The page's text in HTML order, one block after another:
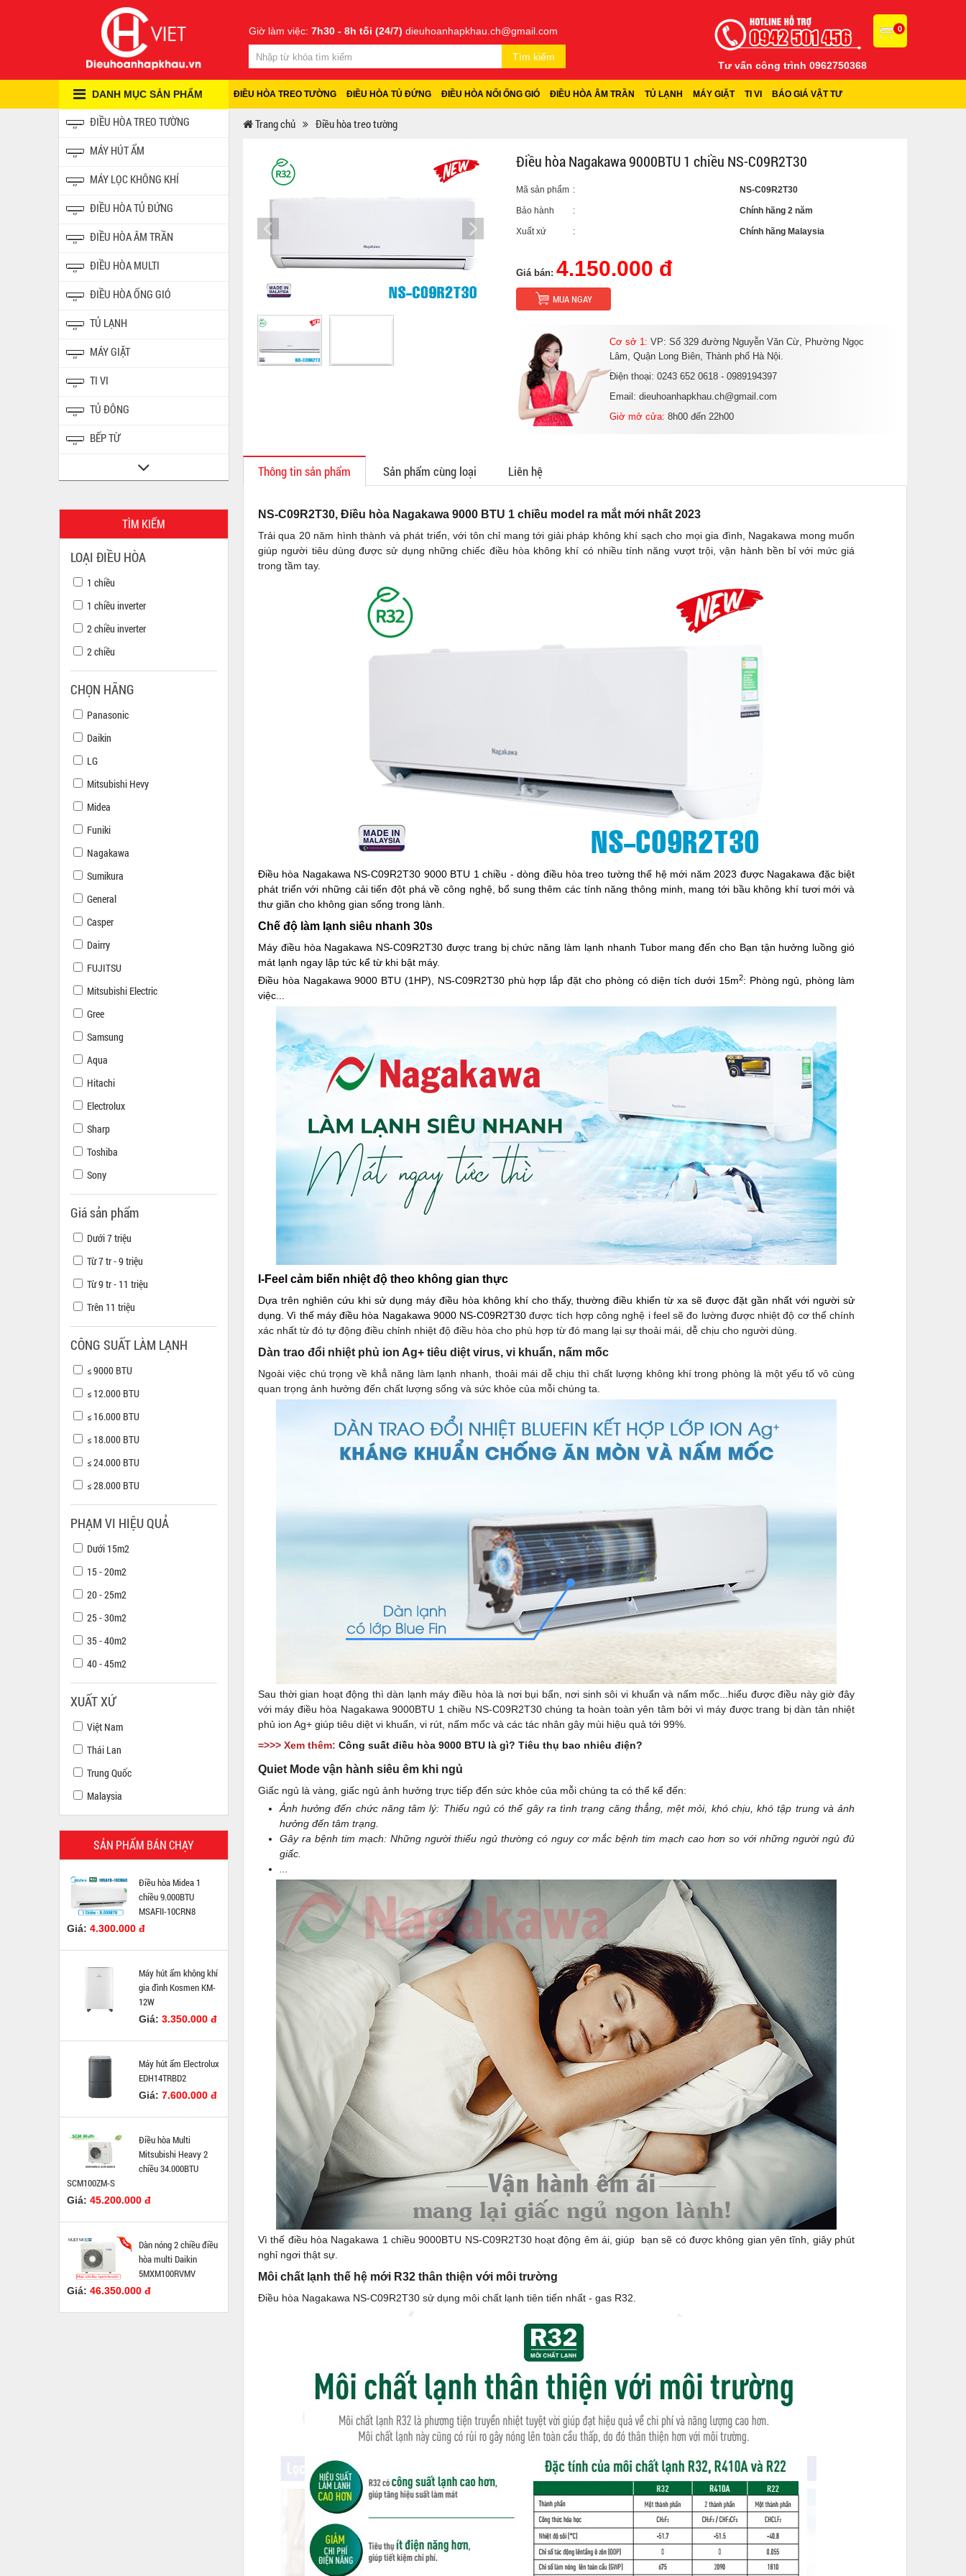
Giờ làm việc: 7h30 - 8h tối (24/7) dieuhoanhapkhau.ch@gmail.com
Tìm kiếm
0
Tư vấn công trình 0962750368
ĐIỀU HÒA TREO TƯỜNG ĐIỀU HÒA TỦ ĐỨNG ĐIỀU HÒA NỐI ỐNG GIÓ ĐIỀU HÒA ÂM TRẦN TỦ LẠNH MÁY GIẶT TI VI BÁO GIÁ VẬT TƯ
DANH MỤC SẢN PHẨM
ĐIỀU HÒA TREO TƯỜNG
MÁY HÚT ẨM
MÁY LỌC KHÔNG KHÍ
ĐIỀU HÒA TỦ ĐỨNG
ĐIỀU HÒA ÂM TRẦN
ĐIỀU HÒA MULTI
ĐIỀU HÒA ỐNG GIÓ
TỦ LẠNH
MÁY GIẶT
TI VI
TỦ ĐÔNG
BẾP TỪ
TÌM KIẾM
LOẠI ĐIỀU HÒA
1 chiều
1 chiều inverter
2 chiều inverter
2 chiều
CHỌN HÃNG
Panasonic
Daikin
LG
Mitsubishi Hevy
Midea
Funiki
Nagakawa
Sumikura
General
Casper
Dairry
FUJITSU
Mitsubishi Electric
Gree
Samsung
Aqua
Hitachi
Electrolux
Sharp
Toshiba
Sony
Giá sản phẩm
Dưới 7 triệu
Từ 7 tr - 9 triệu
Từ 9 tr - 11 triệu
Trên 11 triệu
CÔNG SUẤT LÀM LẠNH
≤ 9000 BTU
≤ 12.000 BTU
≤ 16.000 BTU
≤ 18.000 BTU
≤ 24.000 BTU
≤ 28.000 BTU
PHẠM VI HIỆU QUẢ
Dưới 15m2
15 - 20m2
20 - 25m2
25 - 30m2
35 - 40m2
40 - 45m2
XUẤT XỨ
Việt Nam
Thái Lan
Trung Quốc
Malaysia
SẢN PHẨM BÁN CHẠY
Điều hòa Midea 1
chiều 9.000BTU
MSAFII-10CRN8
Giá: 4.300.000 đ
Máy hút ẩm không khí
gia đình Kosmen KM-
12W
Giá: 3.350.000 đ
Máy hút ẩm Electrolux
EDH14TRBD2
Giá: 7.600.000 đ
Điều hòa Multi
Mitsubishi Heavy 2
chiều 34.000BTU
SCM100ZM-S
Giá: 45.200.000 đ
Dàn nóng 2 chiều điều
hòa multi Daikin
5MXM100RVMV
Giá: 46.350.000 đ
Trang chủ Điều hòa treo tường
Điều hòa Nagakawa 9000BTU 1 chiều NS-C09R2T30
Mã sản phẩm : NS-C09R2T30
Bảo hành : Chính hãng 2 năm
Xuất xứ : Chính hãng Malaysia
Giá bán: 4.150.000 đ
MUA NGAY
Cơ sở 1: VP: Số 329 đường Nguyễn Văn Cừ, Phường Ngọc
Lâm, Quận Long Biên, Thành phố Hà Nội.
Điện thoại: 0243 652 0618 - 0989194397
Email: dieuhoanhapkhau.ch@gmail.com
Giờ mở cửa: 8h00 đến 22h00
Thông tin sản phẩm Sản phẩm cùng loại Liên hệ
NS-C09R2T30, Điều hòa Nagakawa 9000 BTU 1 chiều model ra mắt mới nhất 2023
Trải qua 20 năm hình thành và phát triển, với tôn chỉ mang tới giải pháp không khí sạch cho mọi gia đình, Nagakawa mong muốn
giúp người tiêu dùng được sử dụng những chiếc điều hòa không khí có nhiều tính năng vượt trội, vận hành bền bỉ với mức giá
trong tầm tay.
Điều hòa Nagakawa NS-C09R2T30 9000 BTU 1 chiều - dòng điều hòa treo tường thế hệ mới năm 2023 được Nagakawa đặc biệt
phát triển với những cải tiến đột phá về công nghệ, bổ sung thêm các tính năng thông minh, mang tới bầu không khí tươi mới và
thư giãn cho không gian sống trong lành.
Chế độ làm lạnh siêu nhanh 30s
Máy điều hòa Nagakawa NS-C09R2T30 được trang bị chức năng làm lạnh nhanh Tubor mang đến cho Bạn tận hưởng luồng gió
mát lạnh ngay lập tức kể từ khi bật máy.
Điều hòa Nagakawa 9000 BTU (1HP), NS-C09R2T30 phù hợp lắp đặt cho phòng có diện tích dưới 15m2: Phòng ngủ, phòng làm
việc...
I-Feel cảm biến nhiệt độ theo không gian thực
Dựa trên nghiên cứu khi sử dụng máy điều hòa không khí cho thấy, thường điều khiển từ xa sẽ được đặt gần nhất với người sử
dụng. Vì thế máy điều hòa Nagakawa 9000 NS-C09R2T30được tích hợp công nghệ i feel sẽ đo lường được nhiệt độ cơ thể chính
xác nhất từ đó tự động điều chỉnh nhiệt độ điều hòa cho phù hợp từ đó mang lại sự thoải mái, dễ chịu cho người dùng.
Dàn trao đổi nhiệt phủ ion Ag+ tiêu diệt virus, vi khuẩn, nấm mốc
Ngoài việc chú trọng về khẳ năng làm lạnh nhanh, thoải mái dễ chịu thì chất lượng không khí trong phòng là một yếu tố vô cùng
quan trọng ảnh hưởng đến chất lượng sống và sức khỏe của mỗi chúng ta.
Sau thời gian hoạt động thì dàn lạnh máy điều hòa là nơi bụi bẩn, nơi sinh sôi vi khuẩn và nấm mốc...hiểu được điều này giờ đây
với máy điều hòa Nagakawa 9000BTU 1 chiều NS-C09R2T30 chúng ta hoàn toàn yên tâm bởi vì máy được trang bị dàn tản nhiệt
phủ ion Ag+ giúp tiêu diệt vi khuẩn, vi rút, nấm mốc và các tác nhân gây mùi hiệu quả tới 99%.
=>>> Xem thêm: Công suất điều hòa 9000 BTU là gì? Tiêu thụ bao nhiêu điện?
Quiet Mode vận hành siêu êm khi ngủ
Giấc ngủ là vàng, giấc ngủ ảnh hưởng trực tiếp đến sức khỏe của mỗi chúng ta có thể kể đến:
Ảnh hưởng đến chức năng tâm lý: Thiếu ngủ có thể gây ra tình trạng căng thẳng, mệt mỏi, khó chịu, khó tập trung và ảnh
hưởng đến tâm trạng.
Gây ra bệnh tim mạch: Những người thiếu ngủ thường có nguy cơ mắc bệnh tim mạch cao hơn so với những người ngủ đủ
giấc.
Vì thế điều hòa Nagakawa 1 chiều 9000BTU NS-C09R2T30 hoạt động êm ái, giúp bạn sẽ có được không gian yên tĩnh, giây phút
nghỉ ngơi thật sự.
Môi chất lạnh thế hệ mới R32 thân thiện với môi trường
Điều hòa Nagakawa NS-C09R2T30 sử dụng môi chất lạnh tiên tiến nhất - gas R32.